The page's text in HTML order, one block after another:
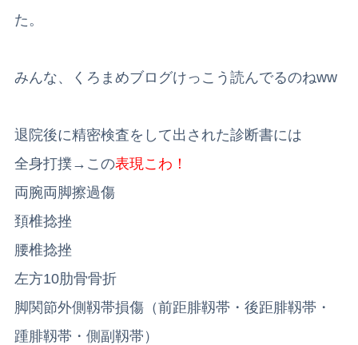
た。
みんな、くろまめブログけっこう読んでるのねww
退院後に精密検査をして出された診断書には
全身打撲→この表現こわ！
両腕両脚擦過傷
頚椎捻挫
腰椎捻挫
左方10肋骨骨折
脚関節外側靱帯損傷（前距腓靱帯・後距腓靱帯・
踵腓靱帯・側副靱帯）